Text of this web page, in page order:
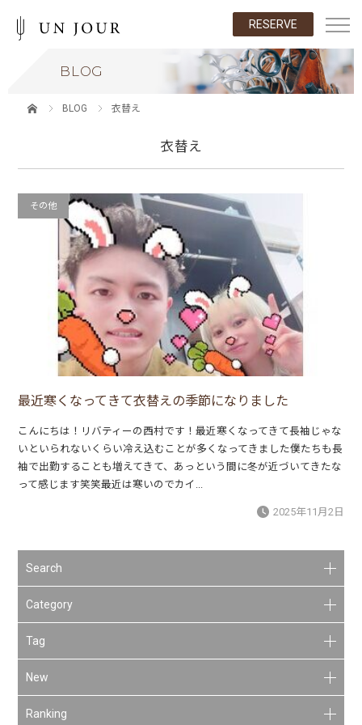
RESERVE
BLOG
BLOG 衣替え
衣替え
その他
最近寒くなってきて衣替えの季節になりました
こんにちは！リバティーの西村です！最近寒くなってきて長袖じゃな
いといられないくらい冷え込むことが多くなってきました僕たちも長
袖で出勤することも増えてきて、あっという間に冬が近づいてきたな
って感じます笑笑最近は寒いのでカイ...
2025年11月2日
Search
Category
Tag
New
Ranking